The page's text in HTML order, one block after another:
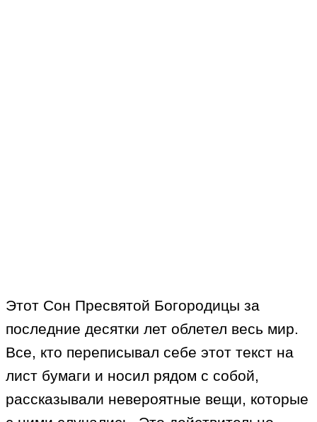
Этот Сон Пресвятой Богородицы за
последние десятки лет облетел весь мир.
Все, кто переписывал себе этот текст на
лист бумаги и носил рядом с собой,
рассказывали невероятные вещи, которые